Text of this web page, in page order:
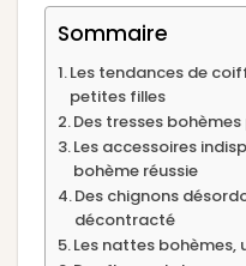
Sommaire
Les tendances de
petites filles
Des tresses
Les accessoires
bohème réussie
Des chignons
décontracté
Les nattes bohèmes,